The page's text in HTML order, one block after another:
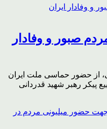
صبور و وفادار
از حضور حماسی ملت ایران
پیکر رهبر شهید قدردانی